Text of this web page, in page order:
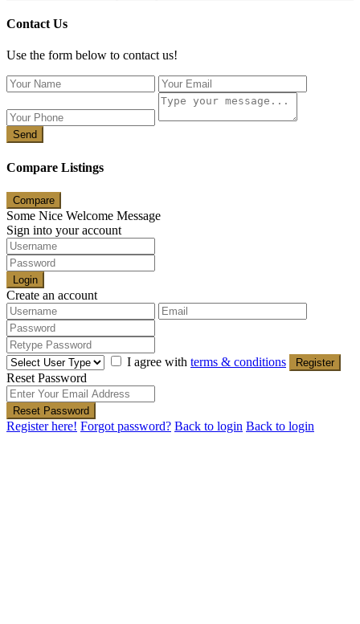
Contact Us
Use the form below to contact us!
Send
Compare Listings
Compare
Some Nice Welcome Message
Sign into your account
Login
Create an account
I agree with terms & conditions Register
Reset Password
Reset Password
Register here! Forgot password? Back to login Back to login